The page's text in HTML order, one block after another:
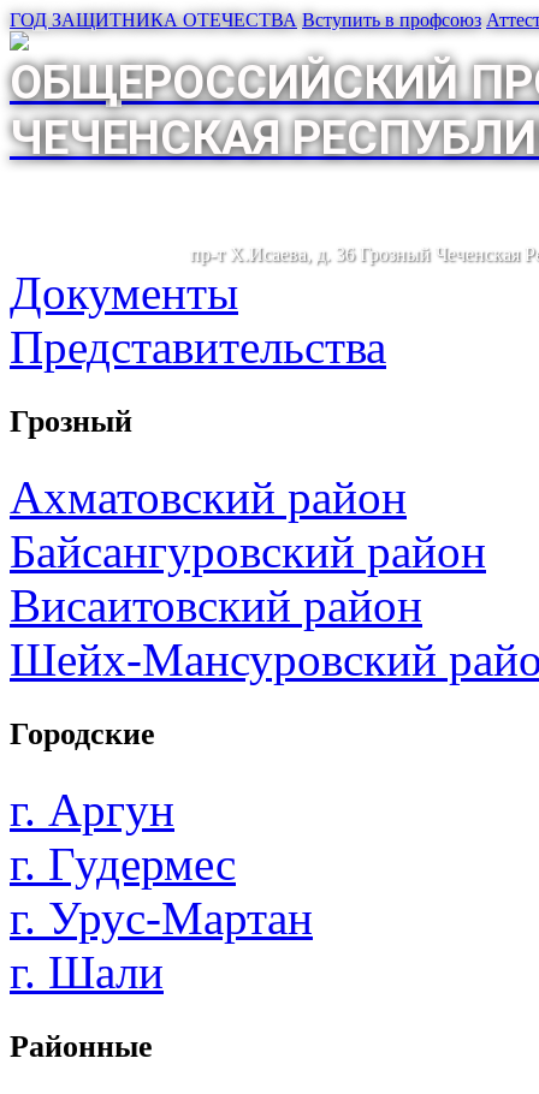
ГОД ЗАЩИТНИКА ОТЕЧЕСТВА Вступить в профсоюз
ОБЩЕРОССИЙСКИЙ
ЧЕЧЕНСКАЯ
пр-т Х.Исаева, д. 36 Грозный Чеченская
Документы
Представительства
Грозный
Ахматовский район
Байсангуровский район
Висаитовский район
Шейх-Мансуровский
Городские
г. Аргун
г. Гудермес
г. Урус-Мартан
г. Шали
Районные